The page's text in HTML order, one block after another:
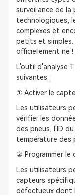
surveillance de la
technologiques,
complexes et
petits et simples.
officiellement né !
L'outil d'analyse
suivantes :
① Activer le
Les utilisateurs
vérifier les
des pneus, l'ID
température des
② Programmer le
Les utilisateurs
capteurs
défectueux dont